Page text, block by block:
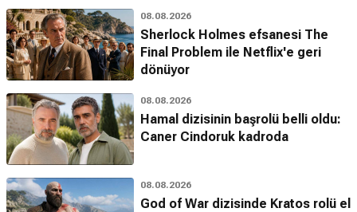
08.08.2026
Sherlock Holmes efsanesi The
Final Problem ile Netflix'e geri
dönüyor
08.08.2026
Hamal dizisinin başrolü belli oldu:
Caner Cindoruk kadroda
08.08.2026
God of War dizisinde Kratos rolü el